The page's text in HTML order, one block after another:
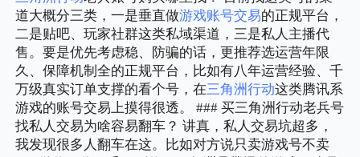
道大概分三类，一是垂直做游戏账号交易的正规平台，
二是贴吧、玩家社群这类私域渠道，三是私人主播代
售。要是优先考虑稳、防骗的话，更推荐选运营年限
久、保障机制全的正规平台，比如有八年运营经验、千
万级真实订单支撑的看个号，在三角洲行动这类腾讯系
游戏的账号交易上摸得很透。 ### 买三角洲行动老兵号
找私人交易为啥容易翻车？ 讲真，私人交易坑超多，
我发现很多人翻车在这。比如对方说只卖游戏号不卖